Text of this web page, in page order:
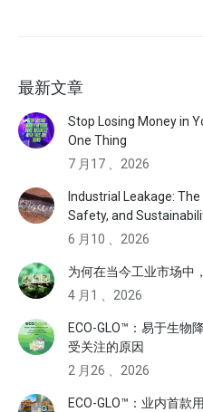
最新文章
Stop Losing Money in
One Thing
7 月17 、2026
Industrial Leakage:
Safety, and
6 月10 、2026
为何在当今工业市场中
4 月1 、2026
ECO-GLO™：易于生物
受关注的原因
2 月26 、2026
ECO-GLO™：业内首款